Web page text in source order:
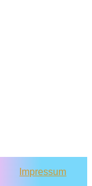
Impressum